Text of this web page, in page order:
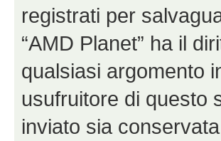
registrati per
“AMD Planet” ha il
qualsiasi argomento
usufruitore di questo
inviato sia